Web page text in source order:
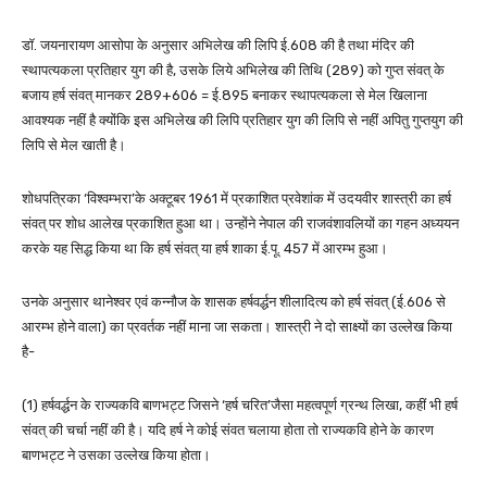
डॉ. जयनारायण आसोपा के अनुसार अभिलेख की लिपि ई.608 की है तथा मंदिर की
स्थापत्यकला प्रतिहार युग की है, उसके लिये अभिलेख की तिथि (289) को गुप्त संवत् के
बजाय हर्ष संवत् मानकर 289+606 = ई.895 बनाकर स्थापत्यकला से मेल खिलाना
आवश्यक नहीं है क्योंकि इस अभिलेख की लिपि प्रतिहार युग की लिपि से नहीं अपितु गुप्तयुग की
लिपि से मेल खाती है।
शोधपत्रिका ‘विश्वम्भरा’के अक्टूबर 1961 में प्रकाशित प्रवेशांक में उदयवीर शास्त्री का हर्ष
संवत् पर शोध आलेख प्रकाशित हुआ था। उन्होंने नेपाल की राजवंशावलियों का गहन अध्ययन
करके यह सिद्ध किया था कि हर्ष संवत् या हर्ष शाका ई.पू. 457 में आरम्भ हुआ।
उनके अनुसार थानेश्वर एवं कन्नौज के शासक हर्षवर्द्धन शीलादित्य को हर्ष संवत् (ई.606 से
आरम्भ होने वाला) का प्रवर्तक नहीं माना जा सकता। शास्त्री ने दो साक्ष्यों का उल्लेख किया
है-
(1) हर्षवर्द्धन के राज्यकवि बाणभट्ट जिसने ‘हर्ष चरित’जैसा महत्वपूर्ण ग्रन्थ लिखा, कहीं भी हर्ष
संवत् की चर्चा नहीं की है। यदि हर्ष ने कोई संवत चलाया होता तो राज्यकवि होने के कारण
बाणभट्ट ने उसका उल्लेख किया होता।